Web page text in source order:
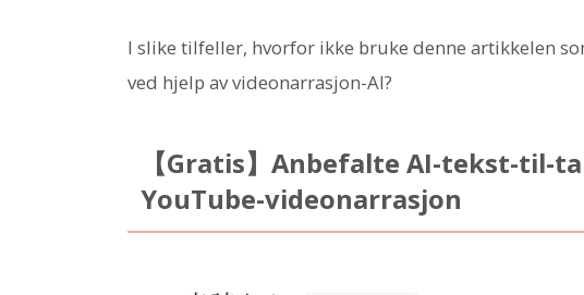
I slike tilfeller, hvorfor ikke bruke denne artikkelen
ved hjelp av videonarrasjon-AI?
【Gratis】Anbefalte AI-tekst-til-
YouTube-videonarrasjon